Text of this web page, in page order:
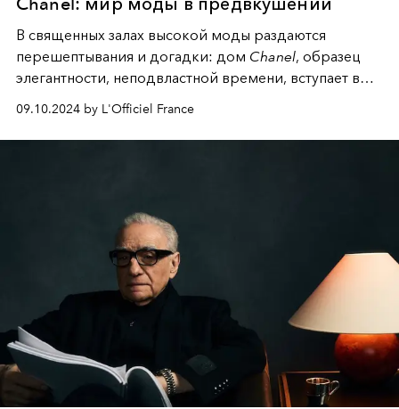
В священных залах высокой моды раздаются
перешептывания и догадки: дом Chanel, образец
элегантности, неподвластной времени, вступает в
новую главу. После недавнего объявления об уходе
Виржини Виар внимание мира моды
сосредоточилось на насущном вопросе: кто теперь
09.10.2024 by L'Officiel France